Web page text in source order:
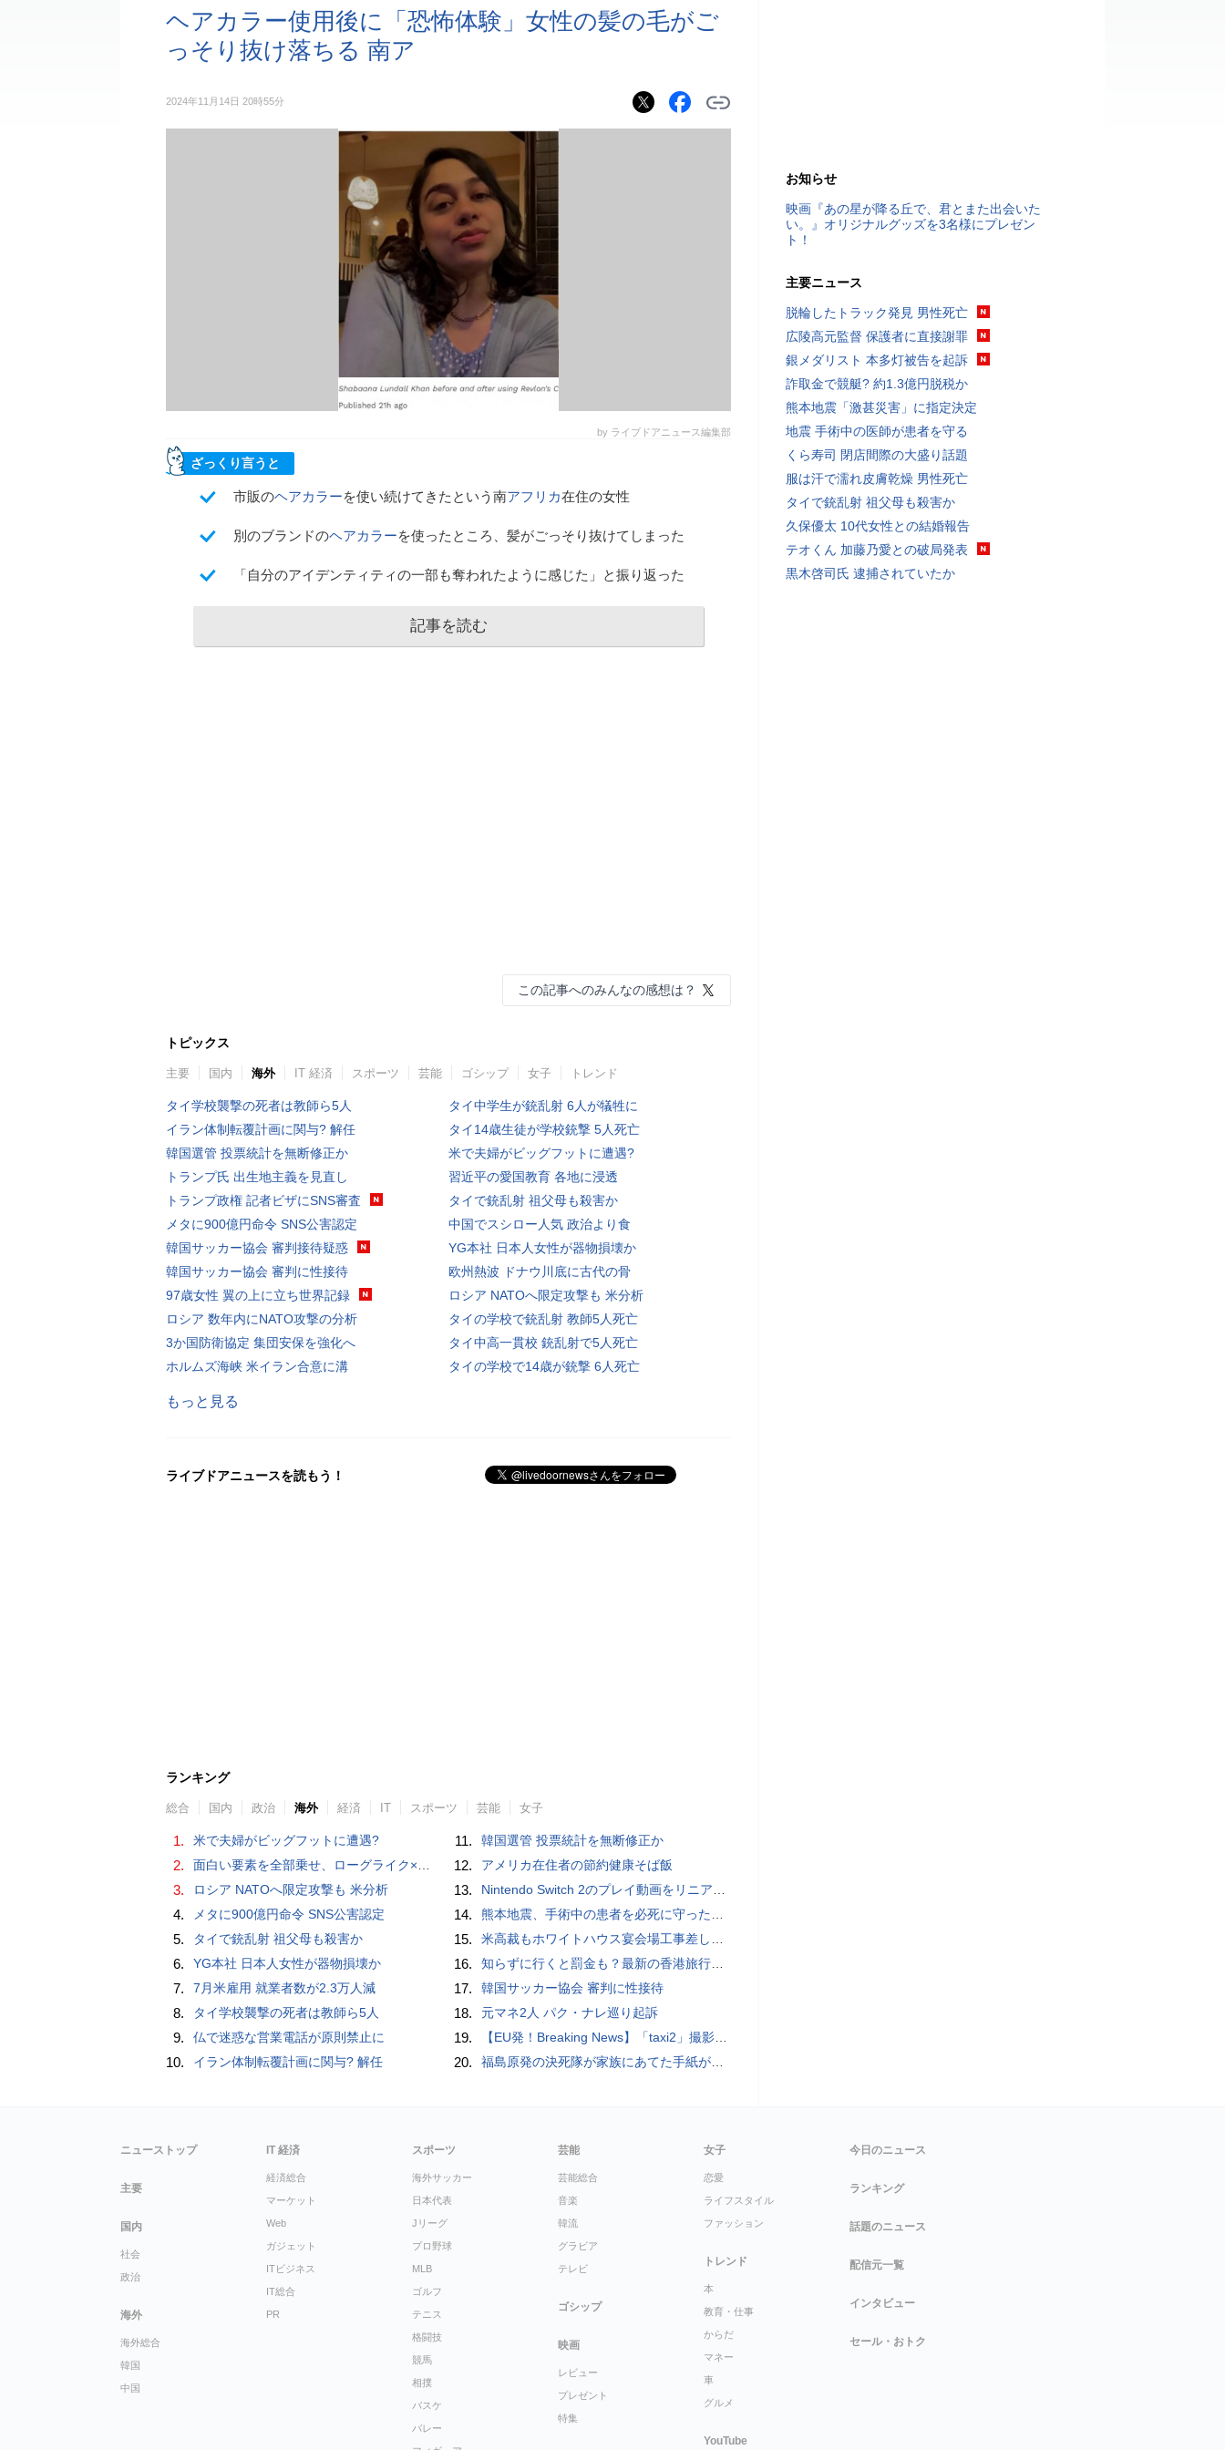
ヘアカラー使用後に「恐怖体験」女性の髪の毛がご
っそり抜け落ちる 南ア
2024年11月14日 20時55分
by ライブドアニュース編集部
ざっくり言うと
市販のヘアカラーを使い続けてきたという南アフリカ在住の女性
別のブランドのヘアカラーを使ったところ、髪がごっそり抜けてしまった
「自分のアイデンティティの一部も奪われたように感じた」と振り返った
記事を読む
この記事へのみんなの感想は？
トピックス
主要 国内 海外 IT 経済 スポーツ 芸能 ゴシップ 女子 トレンド
タイ学校襲撃の死者は教師ら5人
イラン体制転覆計画に関与? 解任
韓国選管 投票統計を無断修正か
トランプ氏 出生地主義を見直し
トランプ政権 記者ビザにSNS審査
メタに900億円命令 SNS公害認定
韓国サッカー協会 審判接待疑惑
韓国サッカー協会 審判に性接待
97歳女性 翼の上に立ち世界記録
ロシア 数年内にNATO攻撃の分析
3か国防衛協定 集団安保を強化へ
ホルムズ海峡 米イラン合意に溝
タイ中学生が銃乱射 6人が犠牲に
タイ14歳生徒が学校銃撃 5人死亡
米で夫婦がビッグフットに遭遇?
習近平の愛国教育 各地に浸透
タイで銃乱射 祖父母も殺害か
中国でスシロー人気 政治より食
YG本社 日本人女性が器物損壊か
欧州熱波 ドナウ川底に古代の骨
ロシア NATOへ限定攻撃も 米分析
タイの学校で銃乱射 教師5人死亡
タイ中高一貫校 銃乱射で5人死亡
タイの学校で14歳が銃撃 6人死亡
もっと見る
ライブドアニュースを読もう！
ランキング
総合 国内 政治 海外 経済 IT スポーツ 芸能 女子
1. 米で夫婦がビッグフットに遭遇?
2. 面白い要素を全部乗せ、ローグライク×デッキ構築×パーティ制RPGの「Chrono Ark」を遊んでみた
3. ロシア NATOへ限定攻撃も 米分析
4. メタに900億円命令 SNS公害認定
5. タイで銃乱射 祖父母も殺害か
6. YG本社 日本人女性が器物損壊か
7. 7月米雇用 就業者数が2.3万人減
8. タイ学校襲撃の死者は教師ら5人
9. 仏で迷惑な営業電話が原則禁止に
10. イラン体制転覆計画に関与? 解任
11. 韓国選管 投票統計を無断修正か
12. アメリカ在住者の節約健康そば飯
13. Nintendo Switch 2のプレイ動画をリニアPCMサラウンドで録画する方法、Blackmagic Designのキャプチャーボード「UltraStudio Express Recorder 3G」を使ってみた
14. 熊本地震、手術中の患者を必死に守った医師らに中国ネット「泣ける」「職責を全うした」
15. 米高裁もホワイトハウス宴会場工事差し止め
16. 知らずに行くと罰金も？最新の香港旅行で「絶対にやってはいけない」20のルール
17. 韓国サッカー協会 審判に性接待
18. 元マネ2人 パク・ナレ巡り起訴
19. 【EU発！Breaking News】「taxi2」撮影中スタントシーンでカメラマンが死亡、有罪へ（フランス）
20. 福島原発の決死隊が家族にあてた手紙が感動を呼ぶ＝香港
お知らせ
映画『あの星が降る丘で、君とまた出会いた
い。』オリジナルグッズを3名様にプレゼン
ト！
主要ニュース
脱輪したトラック発見 男性死亡
広陵高元監督 保護者に直接謝罪
銀メダリスト 本多灯被告を起訴
詐取金で競艇? 約1.3億円脱税か
熊本地震「激甚災害」に指定決定
地震 手術中の医師が患者を守る
くら寿司 閉店間際の大盛り話題
服は汗で濡れ皮膚乾燥 男性死亡
タイで銃乱射 祖父母も殺害か
久保優太 10代女性との結婚報告
テオくん 加藤乃愛との破局発表
黒木啓司氏 逮捕されていたか
ニューストップ
主要
国内
社会
政治
海外
海外総合
韓国
中国
IT 経済
経済総合
マーケット
Web
ガジェット
ITビジネス
IT総合
PR
スポーツ
海外サッカー
日本代表
Jリーグ
プロ野球
MLB
ゴルフ
テニス
格闘技
競馬
相撲
バスケ
バレー
芸能
芸能総合
音楽
韓流
グラビア
テレビ
ゴシップ
映画
レビュー
プレゼント
特集
女子
恋愛
ライフスタイル
ファッション
トレンド
本
教育・仕事
からだ
マネー
車
グルメ
YouTube
今日のニュース
ランキング
話題のニュース
配信元一覧
インタビュー
セール・おトク